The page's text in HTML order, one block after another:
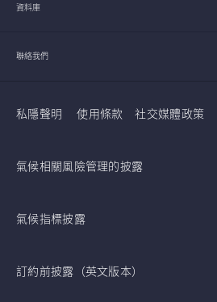
資料庫
聯絡我們
私隱聲明 使用條款 社交媒體政策
氣候相關風險管理的披露
氣候指標披露
訂約前披露（英文版本）